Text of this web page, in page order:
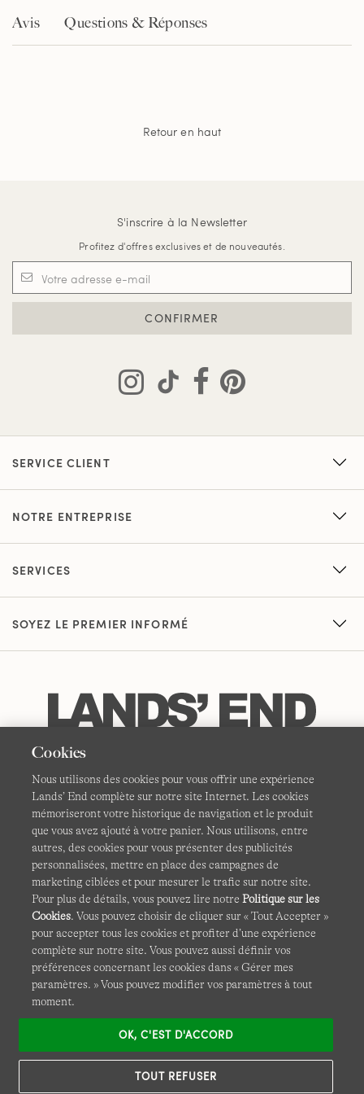
même
Avis Questions & Réponses
Retour en haut
S'inscrire à la Newsletter
Profitez d'offres exclusives et de nouveautés.
CONFIRMER
SERVICE CLIENT
NOTRE ENTREPRISE
SERVICES
SOYEZ LE PREMIER INFORMÉ
Cookies -Gérer mes paramètres Carte du site
Lands' End à l'international
Ce site Internet est protégé par reCAPTCHA.La politique de
confidentialitéetles conditions d'utilisationde Google
s'appliquent.
© COPYRIGHT LANDS' END EUROPE
Cookies
Nous utilisons des cookies pour vous offrir une expérience
Lands’ End complète sur notre site Internet. Les cookies
mémoriseront votre historique de navigation et le produit
que vous avez ajouté à votre panier. Nous utilisons, entre
autres, des cookies pour vous présenter des publicités
personnalisées, mettre en place des campagnes de
marketing ciblées et pour mesurer le trafic sur notre site.
Pour plus de détails, vous pouvez lire notrePolitique sur les
Cookies. Vous pouvez choisir de cliquer sur « Tout Accepter »
pour accepter tous les cookies et profiter d’une expérience
complète sur notre site. Vous pouvez aussi définir vos
préférences concernant les cookies dans « Gérer mes
paramètres. » Vous pouvez modifier vos paramètres à tout
moment.
TOUT REFUSER
OK, C'EST D'ACCORD